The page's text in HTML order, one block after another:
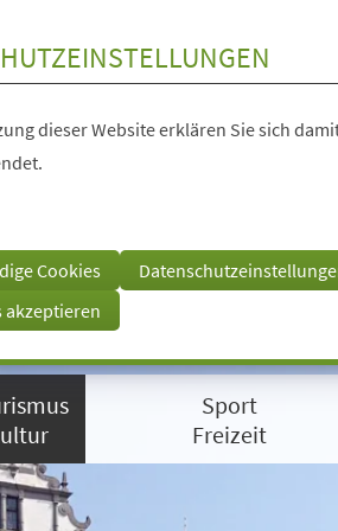
dieser Website erklären Sie sich
Cookies
akzeptieren
Sport
Freizeit